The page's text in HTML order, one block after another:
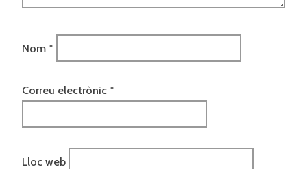
Nom *
Correu electrònic *
Lloc web